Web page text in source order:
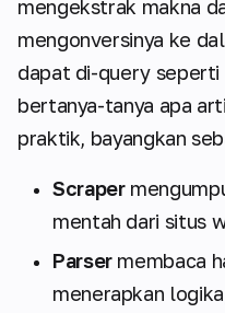
mengekstrak makna
mengonversinya ke
dapat di-query seperti
bertanya-tanya apa
praktik, bayangkan
Scraper
mentah dari situs
Parsermembaca
menerapkan